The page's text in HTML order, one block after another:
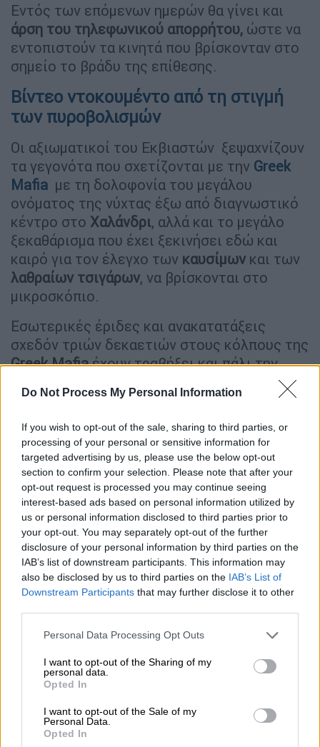
Do Not Process My Personal Information
If you wish to opt-out of the sale, sharing to third parties, or
processing of your personal or sensitive information for
targeted advertising by us, please use the below opt-out
section to confirm your selection. Please note that after your
opt-out request is processed you may continue seeing
interest-based ads based on personal information utilized by
us or personal information disclosed to third parties prior to
your opt-out. You may separately opt-out of the further
disclosure of your personal information by third parties on the
IAB’s list of downstream participants. This information may
also be disclosed by us to third parties on the IAB’s List of
Downstream Participants that may further disclose it to other
Please note that this website/app uses one or more Google
not limited to your visit or usage behaviour. You may click to
grant or deny consent to Google and its third-party tags to
use your data for below specified purposes in below Google
consent section.
Personal Data Processing Opt Outs
I want to opt-out of the Sharing of my
personal data.
Opted In
I want to opt-out of the Sale of my
Personal Data.
Opted In
Εντός των επόμενων ημερών θα γίνει και
άρση του τηλεφωνικού απορρήτου, ώστε να
εντοπιστούν τα κινητά που βρίσκονταν στο
σημείο το βράδυ της επίθεσης.
Βίντεο ντοκουμέντο από τη στιγμή
των πυροβολισμών
Οι αξιωματικοί του Εκβιαστών ξεψαχνίζουν
τα γεγονότα που σχετίζονται με την Greek
Mafia με τη δολοφονία του μεγάλου
ονόματος της νύχτας έξω από διαγνωστικό
κέντρο στο Χαλάνδρι, αλλά και το μεγάλο
ξεκαθάρισμα που έχει ξεκινήσει εδώ και
καιρό για τον έλεγχο των καυσίμων και των
λαθραίων τσιγάρων, να βρίσκονται στο
μικροσκόπιο.
Εσωτερικές έριδες και ανακατατάξεις
σχεδόν τριών δεκαετιών στους κόλπους της
Greek Mafiaέχουν τραβήξει και πάλι την
πληροφορημένες πηγές, η αλλαγή στην
νύχτα, γίνεται τις περισσότερες φορές με
βίαιο τρόπο και με κινήσεις δολοφονικές
που βγάζουν από τη μέση ανθρώπους.
Βίντεο ντοκουμέντο τουethnos.grδείχνουν
τη στιγμή της καταδίωξης της Mercedes από
τη μηχανή αλλά και των πυροβολισμών,
κοντά στο βενζινάδικό του σταΆνω Λιόσια